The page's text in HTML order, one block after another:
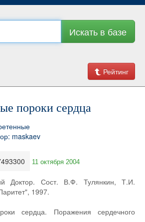
Искать в базе
Рейтинг
пороки сердца
11 октября 2004
Доктор. Сост. В.Ф. Тулянкин, Т.И.
1997.
сердца. Поражения сердечного